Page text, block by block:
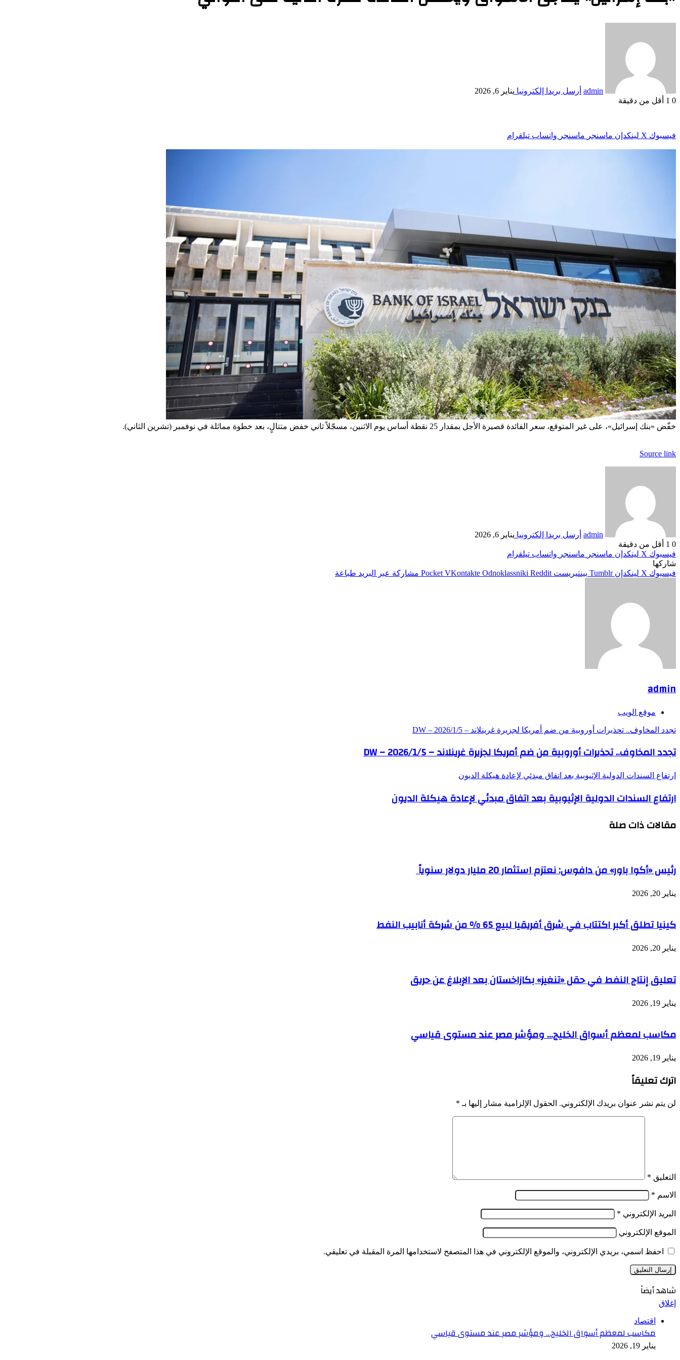
admin أرسل بريدا إلكترونيا يناير 6, 2026
0
أقل من دقيقة
فيسبوك ‫X لينكدإن ماسنجر ماسنجر واتساب تيلقرام
خفّض «بنك إسرائيل»، على غير المتوقع، سعر الفائدة قصيرة الأجل بمقدار 25 نقطة أساس يوم الاثنين، مسجّلاً ثاني خفض متتالٍ، بعد خطوة مماثلة في نوفمبر (تشرين الثاني).
Source link
admin أرسل بريدا إلكترونيا يناير 6, 2026
0
أقل من دقيقة
فيسبوك ‫X لينكدإن ماسنجر ماسنجر واتساب تيلقرام
شاركها
فيسبوك ‫X لينكدإن بينتيريست Odnoklassniki
‫Pocket مشاركة عبر البريد طباعة
admin
موقع الويب
تجدد المخاوف.. تحذيرات أوروبية من ضم أمريكا لجزيرة غرينلاند – DW – 2026/1/5
تجدد المخاوف.. تحذيرات أوروبية من ضم أمريكا لجزيرة غرينلاند – DW – 2026/1/5
ارتفاع السندات الدولية الإثيوبية بعد اتفاق مبدئي لإعادة هيكلة الديون
ارتفاع السندات الدولية الإثيوبية بعد اتفاق مبدئي لإعادة هيكلة الديون
مقالات ذات صلة
رئيس «أكوا باور» من دافوس: نعتزم استثمار 20 مليار دولار سنوياً
يناير 20, 2026
كينيا تطلق أكبر اكتتاب في شرق أفريقيا لبيع 65 % من شركة أنابيب النفط
يناير 20, 2026
تعليق إنتاج النفط في حقل «تنغيز» بكازاخستان بعد الإبلاغ عن حريق
يناير 19, 2026
مكاسب لمعظم أسواق الخليج… ومؤشر مصر عند مستوى قياسي
يناير 19, 2026
اترك تعليقاً
لن يتم نشر عنوان بريدك الإلكتروني. الحقول الإلزامية مشار إليها بـ *
التعليق *
الاسم *
البريد الإلكتروني *
الموقع الإلكتروني
احفظ اسمي، بريدي الإلكتروني، والموقع الإلكتروني في هذا المتصفح لاستخدامها المرة المقبلة في تعليقي.
شاهد أيضاً
إغلاق
اقتصاد
مكاسب لمعظم أسواق الخليج… ومؤشر مصر عند مستوى قياسي
يناير 19, 2026